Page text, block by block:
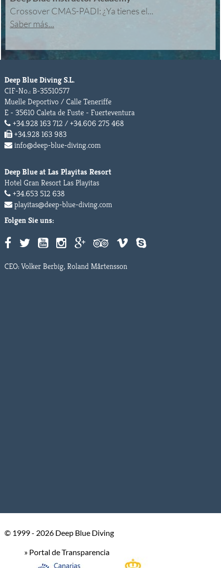
Crossover CMAS-PADI: ¿Ya tienes el...
Saber más...
Deep Blue Diving S.L.
CIF-No.: B-35510577
Muelle Deportivo / Calle Teneriffe
E - 35610 Caleta de Fuste - Fuerteventura
+34.928 163 712 / +34.606 275 468
+34.928 163 983
info@deep-blue-diving.com
Deep Blue at Las Playitas Resort
Hotel Gran Resort Las Playitas
+34.653 512 638
playitas@deep-blue-diving.com
Folgen Sie uns:
CEO: Volker Berbig, Roland Mårtensson
© 1999 - 2026 Deep Blue Diving
» Portal de Transparencia